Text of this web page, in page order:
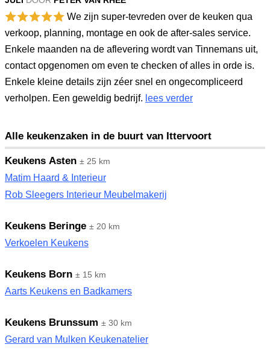
We zijn super-tevreden over de keuken qua
verkoop, planning, montage en ook de after-sales service.
Enkele maanden na de aflevering wordt van Tinnemans uit,
contact opgenomen om even te checken of alles in orde is.
Enkele kleine details zijn zéer snel en ongecompliceerd
verholpen. Een geweldig bedrijf. lees verder
Alle keukenzaken in de buurt van Ittervoort
Keukens Asten ± 25 km
Matim Haard & Interieur
Rob Sleegers Interieur Meubelmakerij
Keukens Beringe ± 20 km
Verkoelen Keukens
Keukens Born ± 15 km
Aarts Keukens en Badkamers
Keukens Brunssum ± 30 km
Gerard van Mulken Keukenatelier